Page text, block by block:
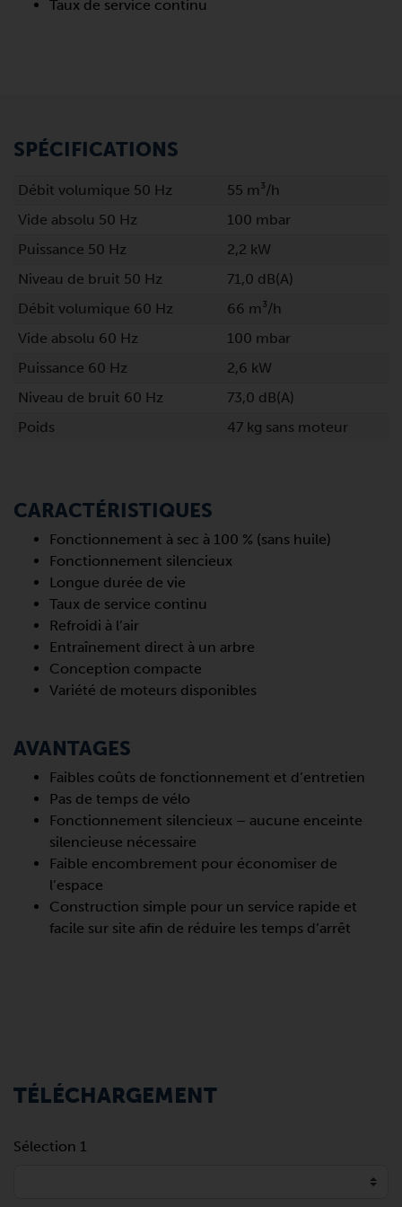
Taux de service continu
SPÉCIFICATIONS
Débit volumique 50 Hz
55 m³/h
Vide absolu 50 Hz
100 mbar
Puissance 50 Hz
2,2 kW
Niveau de bruit 50 Hz
71,0 dB(A)
Débit volumique 60 Hz
66 m³/h
Vide absolu 60 Hz
100 mbar
Puissance 60 Hz
2,6 kW
Niveau de bruit 60 Hz
73,0 dB(A)
Poids
47 kg sans moteur
CARACTÉRISTIQUES
Fonctionnement à sec à 100 % (sans huile)
Fonctionnement silencieux
Longue durée de vie
Taux de service continu
Refroidi à l’air
Entraînement direct à un arbre
Conception compacte
Variété de moteurs disponibles
AVANTAGES
Faibles coûts de fonctionnement et d’entretien
Pas de temps de vélo
Fonctionnement silencieux – aucune enceinte
silencieuse nécessaire
Faible encombrement pour économiser de
l’espace
Construction simple pour un service rapide et
facile sur site afin de réduire les temps d’arrêt
TÉLÉCHARGEMENT
Sélection 1